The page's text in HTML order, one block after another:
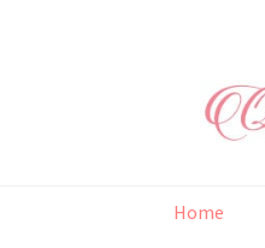
容
Home